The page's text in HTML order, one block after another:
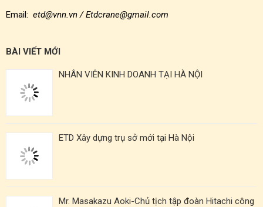
Email: etd@vnn.vn / Etdcrane@gmail.com
BÀI VIẾT MỚI
NHÂN VIÊN KINH DOANH TẠI HÀ NỘI
ETD Xây dựng trụ sở mới tại Hà Nội
Mr. Masakazu Aoki-Chủ tịch tập đoàn Hitachi công